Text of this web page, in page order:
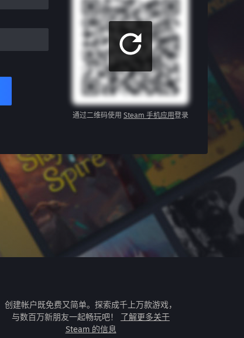
通过二维码使用 Steam 手机应用登录
创建帐户既免费又简单。探索成千上万款游戏，
与数百万新朋友一起畅玩吧！ 了解更多关于
Steam 的信息